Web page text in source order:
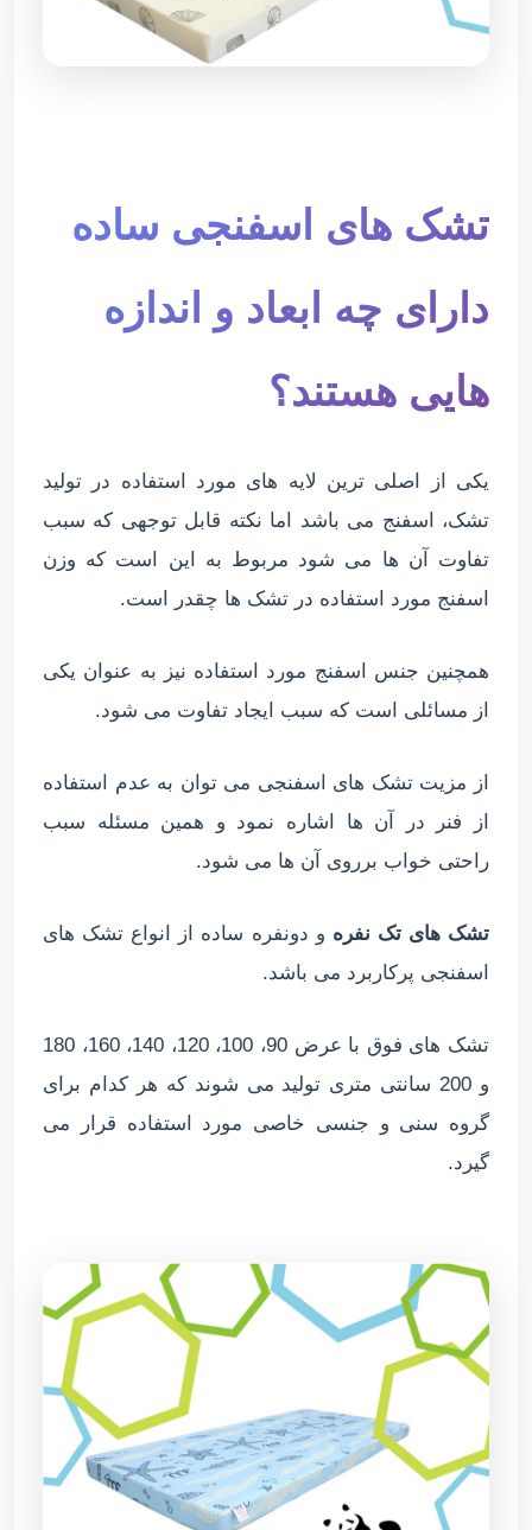
تشک های اسفنجی ساده
دارای چه ابعاد و اندازه
هایی هستند؟
یکی از اصلی ترین لایه های مورد استفاده در تولید
تشک، اسفنج می باشد اما نکته قابل توجهی که سبب
تفاوت آن ها می شود مربوط به این است که وزن
اسفنج مورد استفاده در تشک ها چقدر است.
همچنین جنس اسفنج مورد استفاده نیز به عنوان یکی
از مسائلی است که سبب ایجاد تفاوت می شود.
از مزیت تشک های اسفنجی می توان به عدم استفاده
از فنر در آن ها اشاره نمود و همین مسئله سبب
راحتی خواب برروی آن ها می شود.
تشک های تک نفره و دونفره ساده از انواع تشک های
اسفنجی پرکاربرد می باشد.
تشک های فوق با عرض 90، 100، 120، 140، 160، 180
و 200 سانتی متری تولید می شوند که هر کدام برای
گروه سنی و جنسی خاصی مورد استفاده قرار می
گیرد.